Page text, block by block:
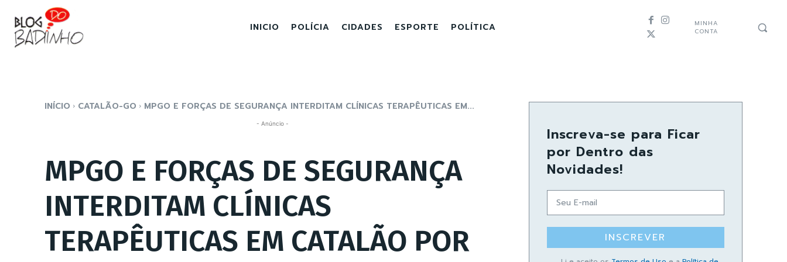
INICIO POLÍCIA CIDADES ESPORTE POLÍTICA
MINHA
CONTA
INÍCIO CATALÃO-GO MPGO E FORÇAS DE SEGURANÇA INTERDITAM CLÍNICAS TERAPÊUTICAS EM...
- Anúncio -
MPGO E FORÇAS DE SEGURANÇA
INTERDITAM CLÍNICAS
TERAPÊUTICAS EM CATALÃO POR
Inscreva-se para Ficar
por Dentro das
Novidades!
INSCREVER